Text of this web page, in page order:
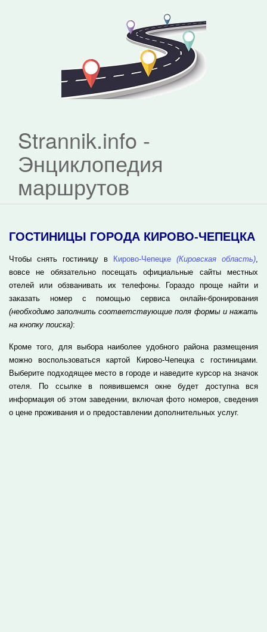
Strannik.info -
Энциклопедия
маршрутов
ГОСТИНИЦЫ ГОРОДА КИРОВО-ЧЕПЕЦКА
Чтобы снять гостиницу в Кирово-Чепецке (Кировская область),
вовсе не обязательно посещать официальные сайты местных
отелей или обзванивать их телефоны. Гораздо проще найти и
заказать номер с помощью сервиса онлайн-бронирования
(необходимо заполнить соответствующие поля формы и нажать
на кнопку поиска):
Кроме того, для выбора наиболее удобного района размещения
можно воспользоваться картой Кирово-Чепецка с гостиницами.
Выберите подходящее место в городе и наведите курсор на значок
отеля. По ссылке в появившемся окне будет доступна вся
информация об этом заведении, включая фото номеров, сведения
о цене проживания и о предоставлении дополнительных услуг.